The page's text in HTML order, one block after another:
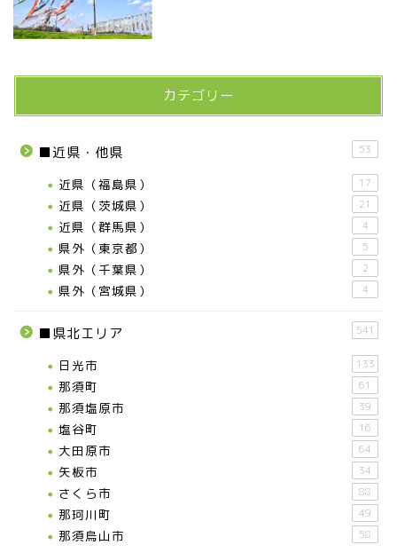
カテゴリー
■近県・他県 53
近県（福島県） 17
近県（茨城県） 21
近県（群馬県） 4
県外（東京都） 5
県外（千葉県） 2
県外（宮城県） 4
■県北エリア 541
日光市 133
那須町 61
那須塩原市 39
塩谷町 16
大田原市 64
矢板市 34
さくら市 88
那珂川町 49
那須烏山市 58